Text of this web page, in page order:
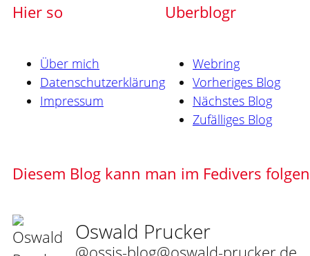
Hier so
Über mich
Datenschutzerklärung
Impressum
Uberblogr
Webring
Vorheriges Blog
Nächstes Blog
Zufälliges Blog
Diesem Blog kann man im Fedivers folgen
Oswald Prucker